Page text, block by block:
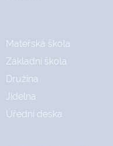
Mateřská škola
Základní škola
Družina
Jídelna
Úřední deska